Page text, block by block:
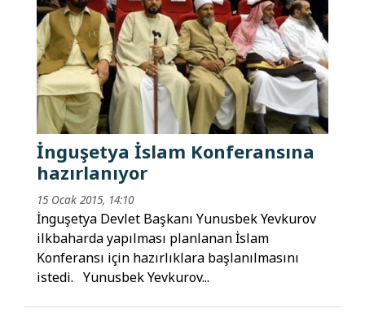
İnguşetya İslam Konferansına
hazırlanıyor
15 Ocak 2015, 14:10
İnguşetya Devlet Başkanı Yunusbek Yevkurov
ilkbaharda yapılması planlanan İslam
Konferansı için hazırlıklara başlanılmasını
istedi. Yunusbek Yevkurov...